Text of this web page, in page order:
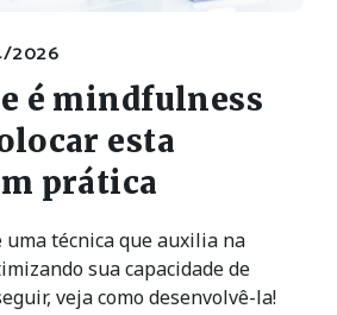
2026
é mindfulness
esta
prática
técnica que auxilia na
sua capacidade de
veja como desenvolvê-la!